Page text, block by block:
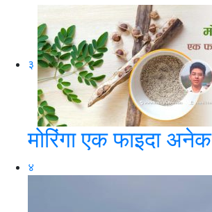
३
मोरिंगा एक फाइदा अनेक
४